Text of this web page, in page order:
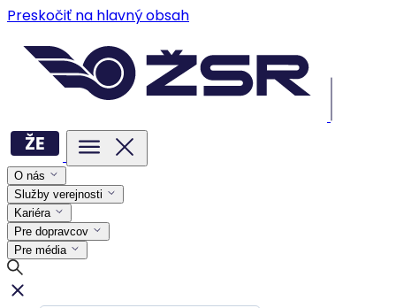
Preskočiť na hlavný obsah
O nás
Služby verejnosti
Kariéra
Pre dopravcov
Pre média